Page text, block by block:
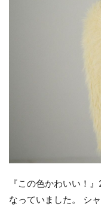
『この色かわいい！
なっていました。 シ